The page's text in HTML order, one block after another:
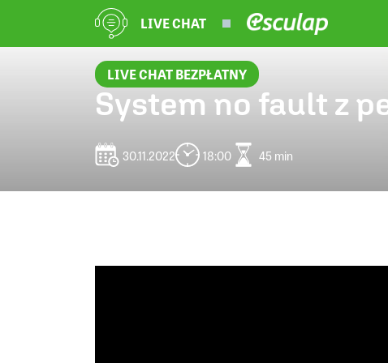
LIVE CHAT
LIVE CHAT BEZPŁATNY
System no fault z
30.11.2022 18:00 45 min